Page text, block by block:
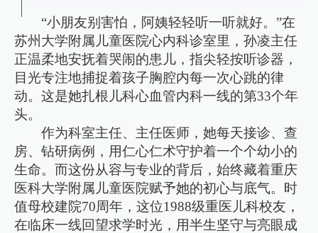
“小朋友别害怕，阿姨轻轻听一听就好。”在
苏州大学附属儿童医院心内科诊室里，孙凌主任
正温柔地安抚着哭闹的患儿，指尖轻按听诊器，
目光专注地捕捉着孩子胸腔内每一次心跳的律
动。这是她扎根儿科心血管内科一线的第33个年
头。
作为科室主任、主任医师，她每天接诊、查
房、钻研病例，用仁心仁术守护着一个个幼小的
生命。而这份从容与专业的背后，始终藏着重庆
医科大学附属儿童医院赋予她的初心与底气。时
值母校建院70周年，这位1988级重医儿科校友，
在临床一线回望求学时光，用半生坚守与亮眼成